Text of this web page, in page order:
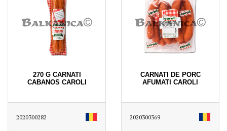
270 G CARNATI
CABANOS CAROLI
2020300282
CARNATI DE PORC
AFUMATI CAROLI
2020300369